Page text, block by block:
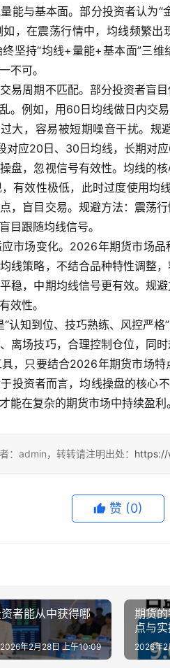
能与基本面。部分投资者认为
，在震荡行情中，均线频繁
坚持“均线+量能+基本面”三
不可。
易周期不匹配。部分投资者盲
。例如，用60日均线做日内交
大，容易被短期噪音干扰。规
应20日、30日均线，长期对
盘，忽视信号有效性。均线的
有效性极低，此时过度使用
，盲目交易。规避方法：震荡
目跟随均线信号。
市场变化。2026年期货市场
线策略，不结合品种特性调整
稳，中期均线信号更有效。规
效性。
认知到位、技巧熟练、风控严
离场技巧，合理控制仓位，同
，只要结合2026年期货市场特
投资者而言，均线操盘的核心
能在复杂的期货市场中持续盈利
：admin，转转请注明出处： https://
赞 (0)
者能从中获得哪
2026年2月28日 上午10:09
期货
点与
2026年2